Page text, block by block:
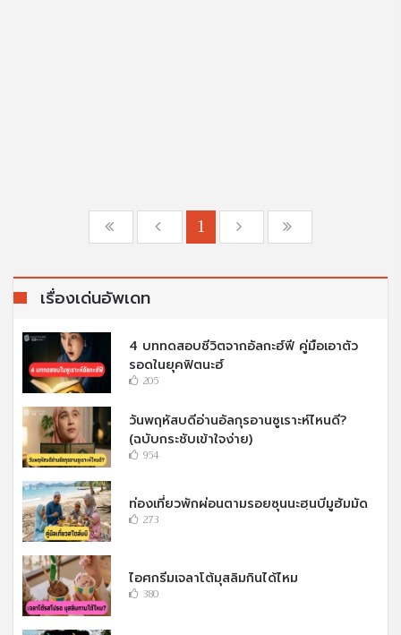
1
เรื่องเด่นอัพเดท
4 บททดสอบชีวิตจากอัลกะฮ์ฟี คู่มือเอาตัว
รอดในยุคฟิตนะฮ์
205
วันพฤหัสบดีอ่านอัลกุรอานซูเราะห์ไหนดี?
(ฉบับกระชับเข้าใจง่าย)
954
ท่องเที่ยวพักผ่อนตามรอยซุนนะฮฺนบีมูฮัมมัด
273
ไอศกรีมเจลาโต้มุสลิมกินได้ไหม
380